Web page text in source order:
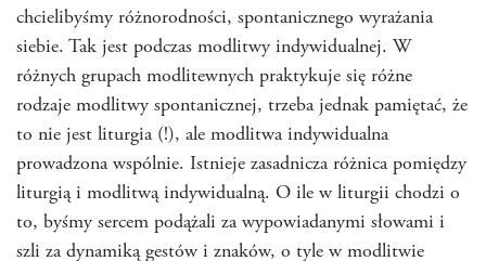
chcielibyśmy różnorodności, spontanicznego wyrażania
siebie. Tak jest podczas modlitwy indywidualnej. W
różnych grupach modlitewnych praktykuje się różne
rodzaje modlitwy spontanicznej, trzeba jednak pamiętać, że
to nie jest liturgia (!), ale modlitwa indywidualna
prowadzona wspólnie. Istnieje zasadnicza różnica pomiędzy
liturgią i modlitwą indywidualną. O ile w liturgii chodzi o
to, byśmy sercem podążali za wypowiadanymi słowami i
szli za dynamiką gestów i znaków, o tyle w modlitwie